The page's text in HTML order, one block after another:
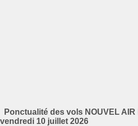
Ponctualité des vols NOUVEL
vendredi 10 juillet 2026